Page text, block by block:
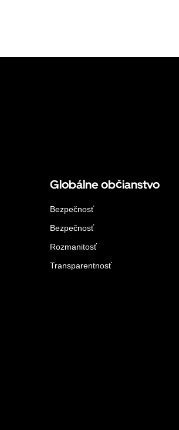
Globálne občianstvo
Bezpečnosť
Bezpečnosť
Rozmanitosť
Transparentnosť